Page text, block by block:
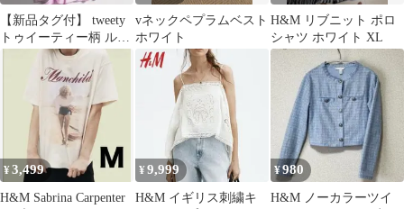
【新品タグ付】 tweety
トゥイーティー柄 ルー
ムウェア パジャマ M
vネックペプラムベスト
ホワイト
H&M リブニット ポロ
シャツ ホワイト XL
¥3,499
H&M Sabrina Carpenter
¥9,999
H&M イギリス刺繍キ
¥980
H&M ノーカラーツイ